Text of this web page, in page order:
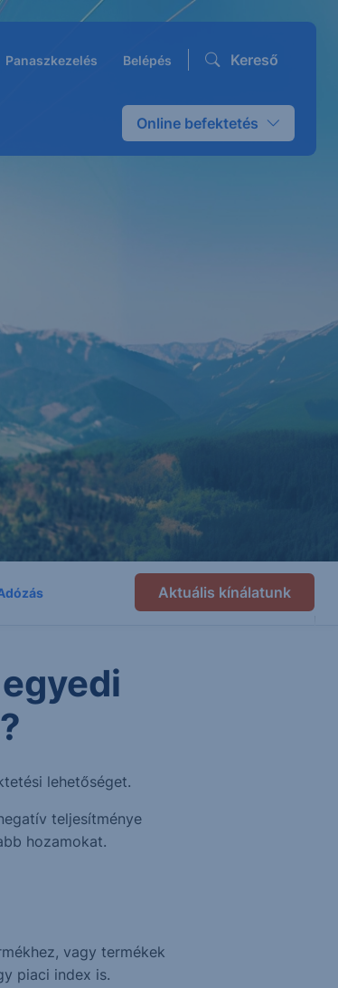
Panaszkezelés Belépés Kereső
Online befektetés
Aktuális kínálatunk
lehetőséget.
teljesítménye
hozamokat.
vagy termékek
piaci index is.